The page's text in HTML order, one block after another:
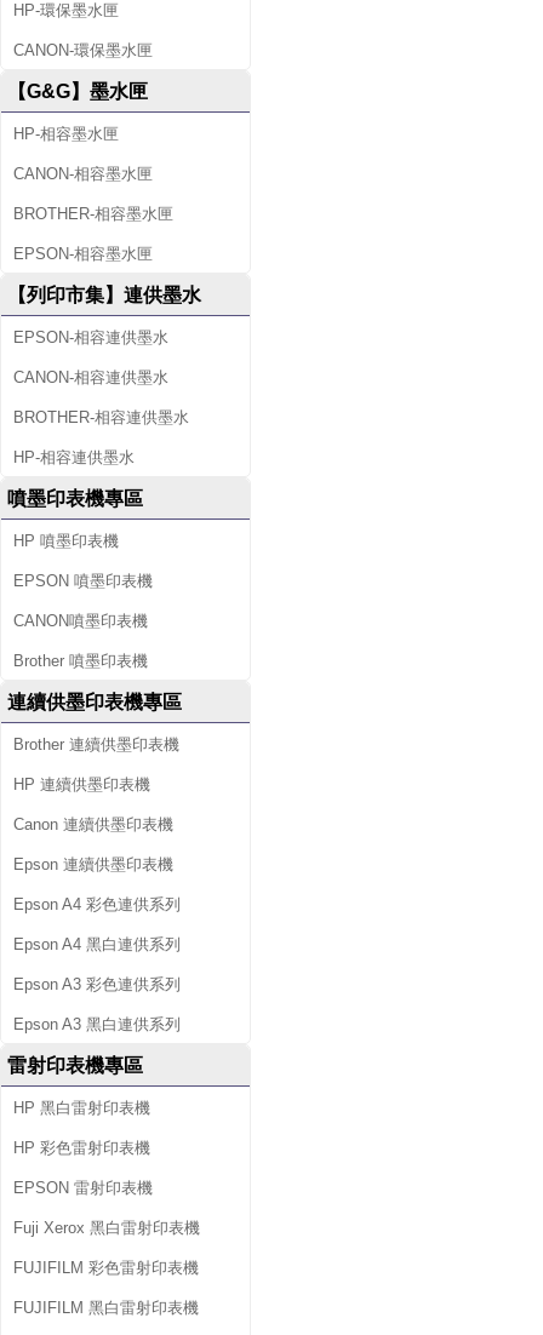
HP-環保墨水匣
CANON-環保墨水匣
【G&G】墨水匣
HP-相容墨水匣
CANON-相容墨水匣
BROTHER-相容墨水匣
EPSON-相容墨水匣
【列印市集】連供墨水
EPSON-相容連供墨水
CANON-相容連供墨水
BROTHER-相容連供墨水
HP-相容連供墨水
噴墨印表機專區
HP 噴墨印表機
EPSON 噴墨印表機
CANON噴墨印表機
Brother 噴墨印表機
連續供墨印表機專區
Brother 連續供墨印表機
HP 連續供墨印表機
Canon 連續供墨印表機
Epson 連續供墨印表機
Epson A4 彩色連供系列
Epson A4 黑白連供系列
Epson A3 彩色連供系列
Epson A3 黑白連供系列
雷射印表機專區
HP 黑白雷射印表機
HP 彩色雷射印表機
EPSON 雷射印表機
Fuji Xerox 黑白雷射印表機
FUJIFILM 彩色雷射印表機
FUJIFILM 黑白雷射印表機